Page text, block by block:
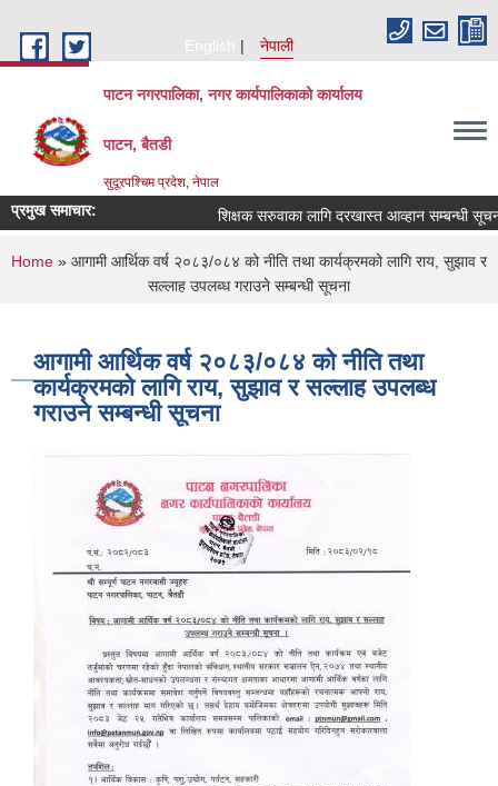
English
नेपाली
पाटन नगरपालिका, नगर कार्यपालिकाको कार्यालय
पाटन, बैतडी
सुदूरपश्चिम प्रदेश, नेपाल
प्रमुख समाचार: शिक्षक सरुवाका लागि दरखास्त आव्हान सम्बन्धी सूचना ।
You are here
Home » आगामी आर्थिक वर्ष २०८३/०८४ को नीति तथा कार्यक्रमको लागि राय, सुझाव र
सल्‍लाह उपलब्‍ध गराउने सम्‍बन्‍धी सूचना
आगामी आर्थिक वर्ष २०८३/०८४ को नीति तथा
कार्यक्रमको लागि राय, सुझाव र सल्‍लाह उपलब्‍ध
गराउने सम्‍बन्‍धी सूचना